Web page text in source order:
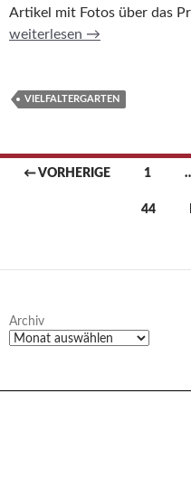
Artikel mit Fotos über das
Linz-Süd Aktuell
weiterlesen →
VIELFALTERGARTEN
← VORHERIGE 1
44
Archiv